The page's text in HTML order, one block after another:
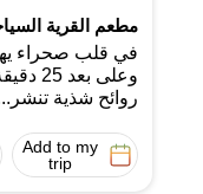
مطعم القرية
في قلب صحراء
وعلى
روائح شذية
Add to my
trip